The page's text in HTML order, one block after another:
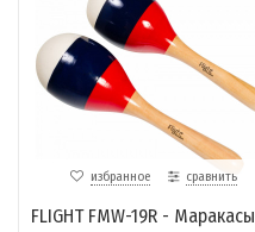
избранное сравнить
FLIGHT FMW-19R - Маракасы